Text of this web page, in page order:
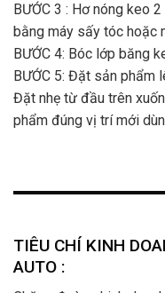
BƯỚC 3 : Hơ nóng keo
bằng máy sấy tóc hoặc
BƯỚC 4: Bóc lớp băng
BƯỚC 5: Đặt sản phẩm
Đặt nhẹ từ đầu trên
phẩm đúng vị trí mới
TIÊU CHÍ KINH
AUTO :